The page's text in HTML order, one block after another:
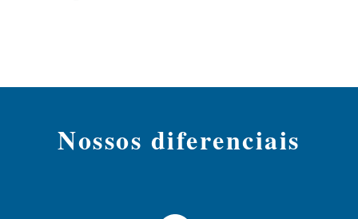
Nossos diferenciais